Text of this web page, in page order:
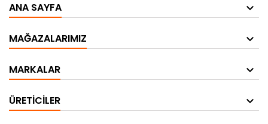
ANA SAYFA
MAĞAZALARIMIZ
MARKALAR
ÜRETICILER